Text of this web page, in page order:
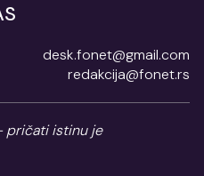
desk.fonet@gmail.com
redakcija@fonet.rs
pričati istinu je